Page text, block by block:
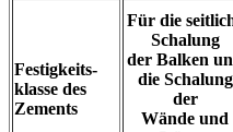
Festigkeits-
klasse des
Zements
Für die
Schalung
der Balken
die Schalung
der
Wände und